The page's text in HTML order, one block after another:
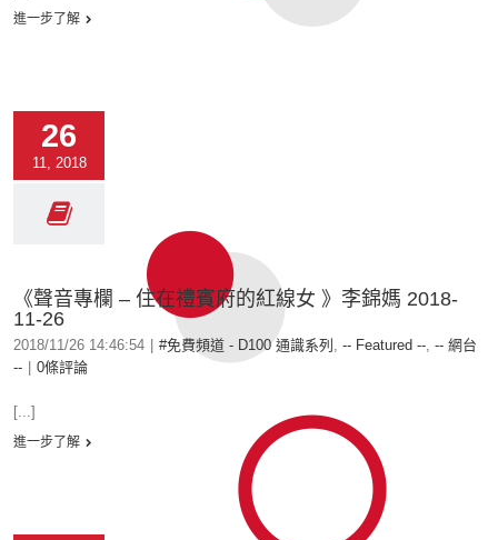
進一步了解
26
11, 2018
《聲音專欄 – 住在禮賓府的紅線女 》李錦媽 2018-
11-26
2018/11/26 14:46:54 #免費頻道 - D100 通識系列 , -- Featured --, -- 網台
--
0條評論
[...]
進一步了解